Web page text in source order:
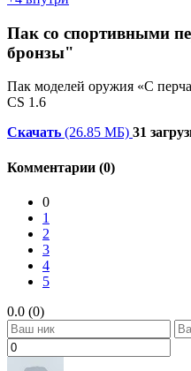
Пак со спортивными
бронзы"
Пак моделей оружия «С
CS 1.6
Скачать (26.85 МБ) 31
Комментарии (0)
0
1
2
3
4
5
0.0 (0)